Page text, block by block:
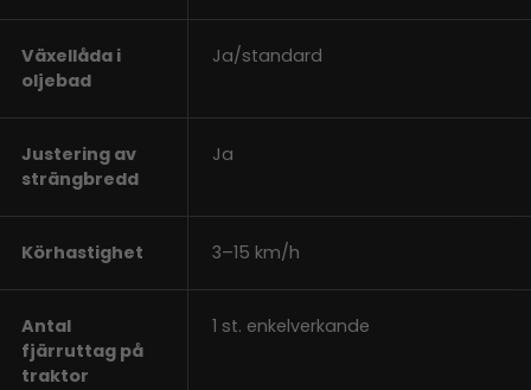
Växellåda i
oljebad
Ja/standard
Justering av
strängbredd
Ja
Körhastighet 3–15 km/h
Antal
fjärruttag på
traktor
1 st. enkelverkande